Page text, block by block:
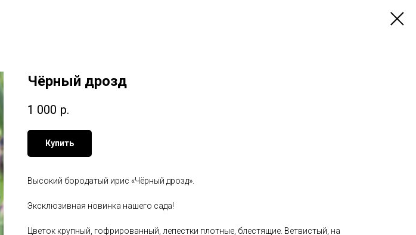
Чёрный дрозд
1 000 р.
Купить
Высокий бородатый ирис «Чёрный дрозд».
Эксклюзивная новинка нашего сада!
Цветок крупный, гофрированный, лепестки плотные, блестящие. Ветвистый, на